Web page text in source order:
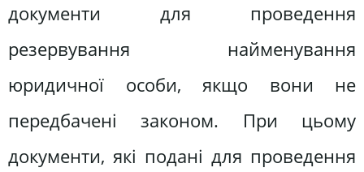
документи для проведення
резервування найменування
юридичної особи, якщо вони не
передбачені законом. При цьому
документи, які подані для проведення